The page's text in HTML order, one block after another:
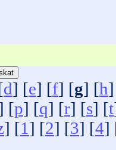
d] [e] [f] [g] [h
[p] [q] [r] [s] [t
] [1] [2] [3] [4]